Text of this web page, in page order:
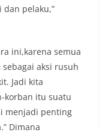
pelaku,”
ini,karena semua
aksi rusuh
Jadi kita
korban itu suatu
menjadi penting
Dimana